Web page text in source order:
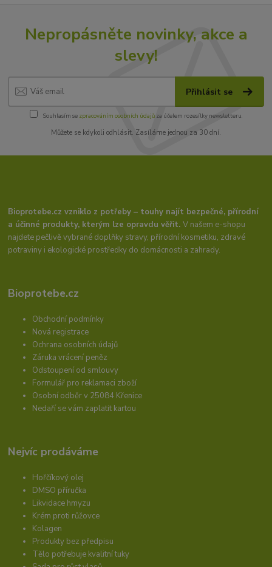
Nepropásněte novinky, akce a
slevy!
Přihlásit se
Souhlasím se zpracováním osobních údajůza účelem rozesílky newsletteru.
Můžete se kdykoli odhlásit. Zasíláme jednou za 30 dní.
Bioprotebe.cz vzniklo z potřeby – touhy najít bezpečné, přírodní
a účinné produkty, kterým lze opravdu věřit.V našem e-shopu
najdete pečlivě vybrané doplňky stravy, přírodní kosmetiku, zdravé
potraviny i ekologické prostředky do domácnosti a zahrady.
Bioprotebe.cz
Obchodní podmínky
Nová registrace
Ochrana osobních údajů
Záruka vrácení peněz
Odstoupení od smlouvy
Formulář pro reklamaci zboží
Osobní odběr v 25084 Křenice
Nedaří se vám zaplatit kartou
Nejvíc prodáváme
Hořčíkový olej
DMSO příručka
Likvidace hmyzu
Krém proti růžovce
Kolagen
Produkty bez předpisu
Tělo potřebuje kvalitní tuky